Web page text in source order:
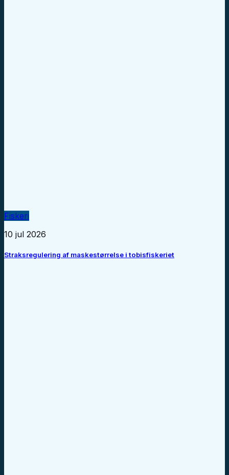
Fiskeri
10 jul 2026
Straksregulering af maskestørrelse i tobisfiskeriet